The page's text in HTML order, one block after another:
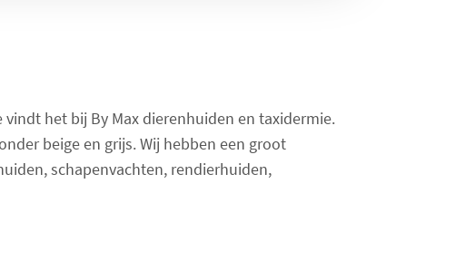
het bij By Max dierenhuiden en taxidermie.
beige en grijs. Wij hebben een groot
schapenvachten, rendierhuiden,